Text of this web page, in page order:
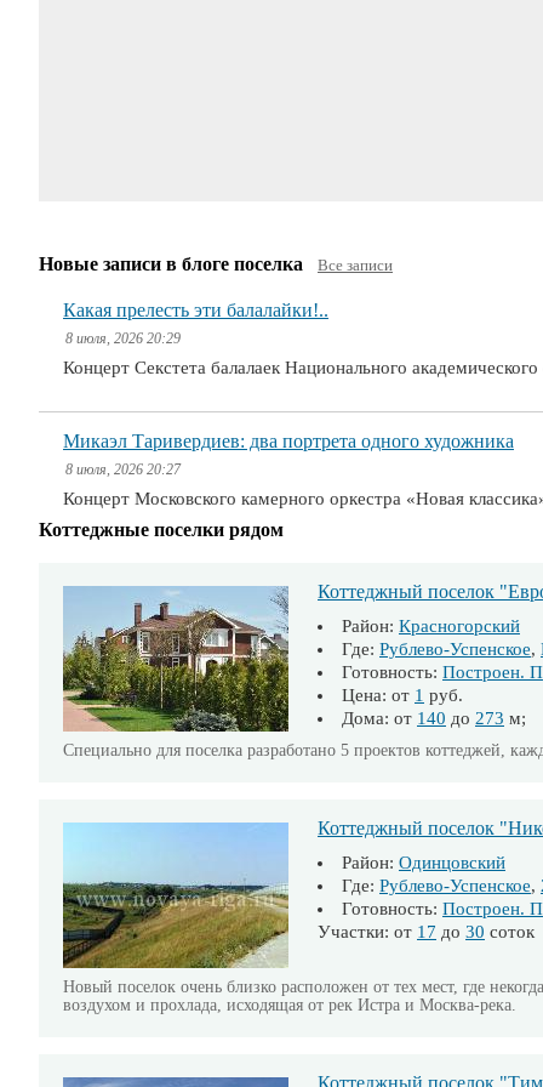
Новые записи в блоге поселка Все записи
Какая прелесть эти балалайки!..
8 июля, 2026 20:29
Концерт Секстета балалаек Национального
Микаэл Таривердиев: два портрета одного художника
8 июля, 2026 20:27
Концерт Московского камерного оркестра «Новая
Коттеджные поселки рядом
Коттеджный поселок
Район: Красногорский
Где: Рублево-Успенское,
Готовность: Построен.
Цена: от 1 руб.
Дома: от 140 до 273 м;
Специально для поселка разработано 5 проектов коттеджей,
Коттеджный поселок
Район: Одинцовский
Где: Рублево-Успенское,
Готовность: Построен.
Участки: от 17 до 30 соток
Новый поселок очень близко расположен от тех мест, где
воздухом и прохлада, исходящая от рек Истра и Москва-река.
Коттеджный поселок